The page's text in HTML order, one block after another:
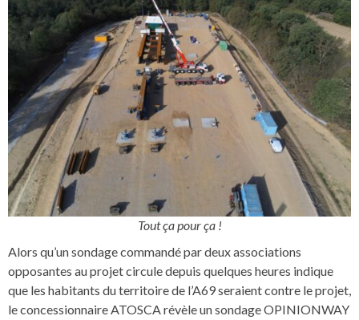
Tout ça pour ça !
Alors qu’un sondage commandé par deux associations
opposantes au projet circule depuis quelques heures indique
que les habitants du territoire de l’A69 seraient contre le projet,
le concessionnaire ATOSCA révèle un sondage OPINIONWAY